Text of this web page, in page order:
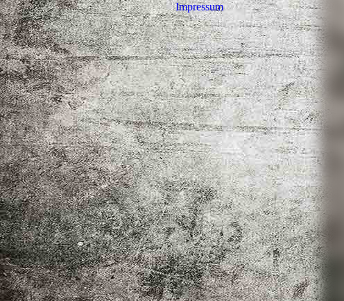
Impressum